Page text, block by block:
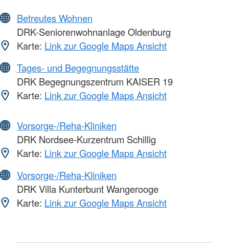
Betreutes Wohnen
DRK-Seniorenwohnanlage Oldenburg
Karte: Link zur Google Maps Ansicht
Tages- und Begegnungsstätte
DRK Begegnungszentrum KAISER 19
Karte: Link zur Google Maps Ansicht
Vorsorge-/Reha-Kliniken
DRK Nordsee-Kurzentrum Schillig
Karte: Link zur Google Maps Ansicht
Vorsorge-/Reha-Kliniken
DRK Villa Kunterbunt Wangerooge
Karte: Link zur Google Maps Ansicht